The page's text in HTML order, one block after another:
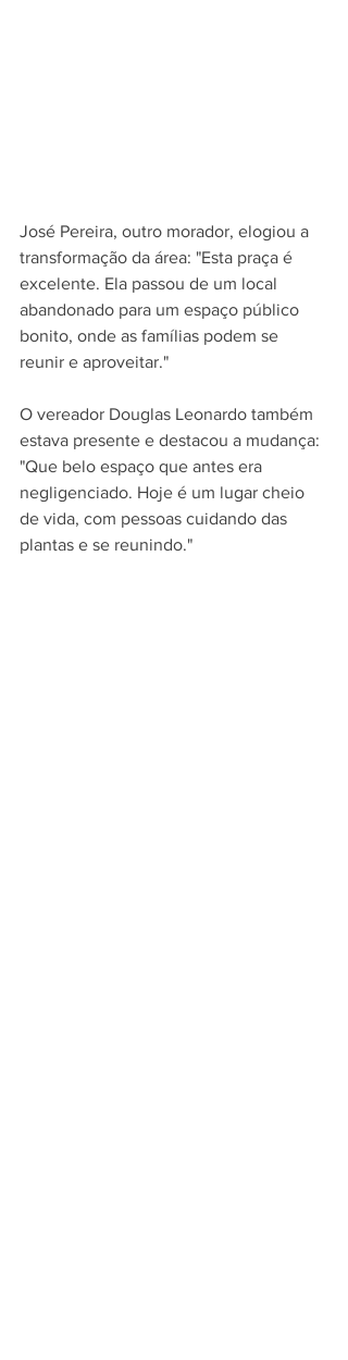
José Pereira, outro morador, elogiou a
transformação da área: "Esta praça é
excelente. Ela passou de um local
abandonado para um espaço público
bonito, onde as famílias podem se
reunir e aproveitar."
O vereador Douglas Leonardo também
estava presente e destacou a mudança:
"Que belo espaço que antes era
negligenciado. Hoje é um lugar cheio
de vida, com pessoas cuidando das
plantas e se reunindo."